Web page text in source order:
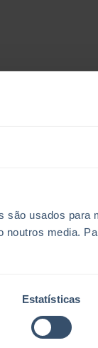
usados para
media.
Estatísticas